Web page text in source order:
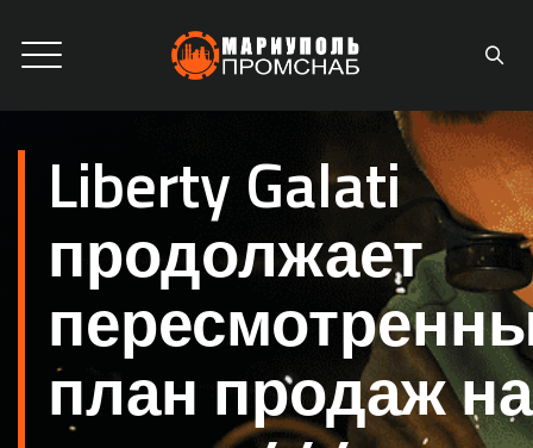
Liberty Galati
продолжает
план продаж на